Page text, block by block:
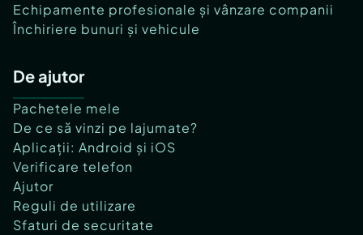
Echipamente profesionale și vânzare companii
Închiriere bunuri și vehicule
De ajutor
Pachetele mele
De ce să vinzi pe lajumate?
Aplicații: Android și iOS
Verificare telefon
Ajutor
Reguli de utilizare
Sfaturi de securitate